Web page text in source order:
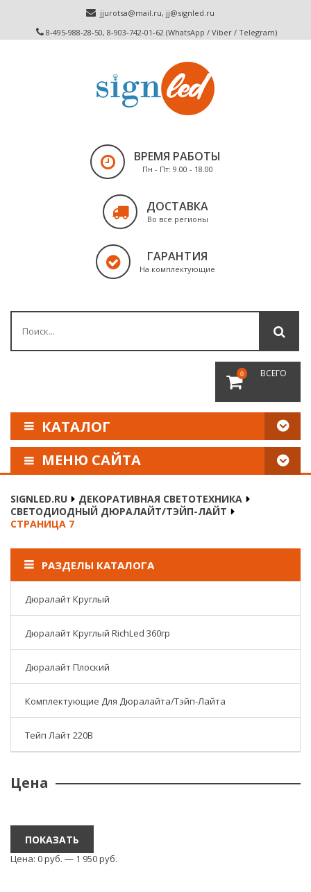
jjurotsa@mail.ru, jj@signled.ru
8-495-988-28-50, 8-903-742-01-62 (WhatsApp / Viber / Telegram)
ВРЕМЯ РАБОТЫ
Пн - Пт: 9.00 - 18.00
ДОСТАВКА
Во все регионы
ГАРАНТИЯ
На комплектующие
0 ВСЕГО
КАТАЛОГ
МЕНЮ САЙТА
ОПЛАТА И ДОСТАВКА
SIGNLED.RU
ДЕКОРАТИВНАЯ СВЕТОТЕХНИКА
СВЕТОДИОДНЫЙ ДЮРАЛАЙТ/ТЭЙП-ЛАЙТ
СТРАНИЦА 7
РАЗДЕЛЫ КАТАЛОГА
Дюралайт Круглый
Дюралайт Круглый RichLed 360гр
Дюралайт Плоский
Комплектующие Для Дюралайта/тэйп-Лайта
Тейп Лайт 220В
Цена
ПОКАЗАТЬ
Цена: 0руб. — 1 950руб.